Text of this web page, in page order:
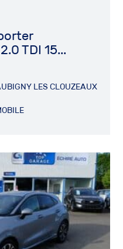
TDI 15...
LES CLOUZEAUX